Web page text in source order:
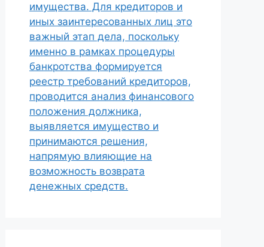
имущества. Для кредиторов и
иных заинтересованных лиц это
важный этап дела, поскольку
именно в рамках процедуры
банкротства формируется
реестр требований кредиторов,
проводится анализ финансового
положения должника,
выявляется имущество и
принимаются решения,
напрямую влияющие на
возможность возврата
денежных средств.